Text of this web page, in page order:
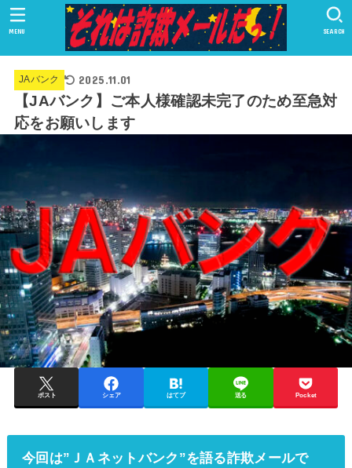
SEARCH
MENU
JAバンク 2025.11.01
【JAバンク】ご本人様確認未完了のため至急対
応をお願いします
ポスト シェア はてブ 送る Pocket
今回は”ＪＡネットバンク”を語る詐欺メールで